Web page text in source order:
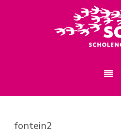
fontein2